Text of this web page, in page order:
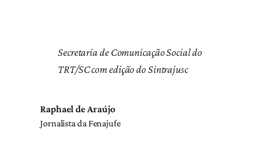
Secretaria de Comunicação Social do
TRT/SC com edição do Sintrajusc
Raphael de Araújo
Jornalista da Fenajufe